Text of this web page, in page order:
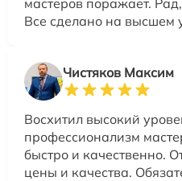
Все сделано на высшем
Чистяков Максим
Восхитил высокий
профессионализм
быстро и качественно.
цены и качества.